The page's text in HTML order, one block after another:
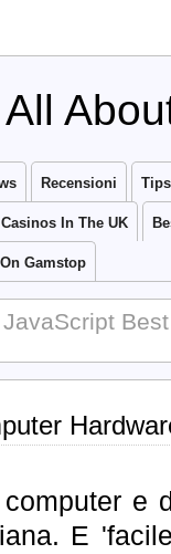
Recensioni
In The UK
Gamstop
JavaScript
e
E